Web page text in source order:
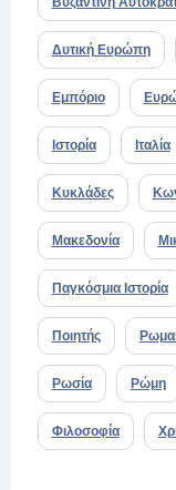
Δυτική Ευρώπη
Εμπόριο
Ιστορία Ιταλία
Κυκλάδες
Μακεδονία
Παγκόσμια Ιστορία
Ποιητής
Ρωσία Ρώμη
Φιλοσοφία